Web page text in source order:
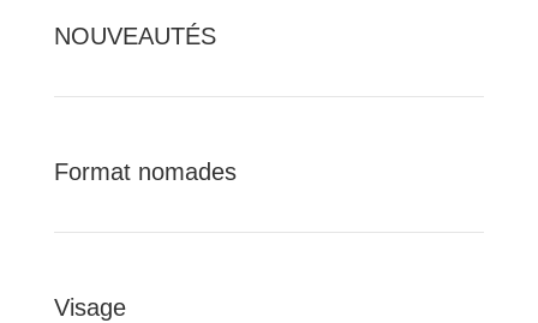
NOUVEAUTÉS
Format nomades
Visage